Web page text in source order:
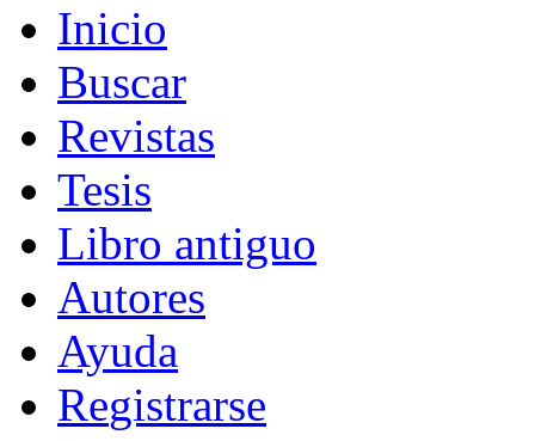
Inicio
Buscar
Revistas
Tesis
Libro antiguo
Autores
Ayuda
Registrarse